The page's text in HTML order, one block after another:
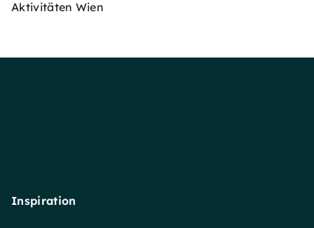
Aktivitäten Wien
Inspiration